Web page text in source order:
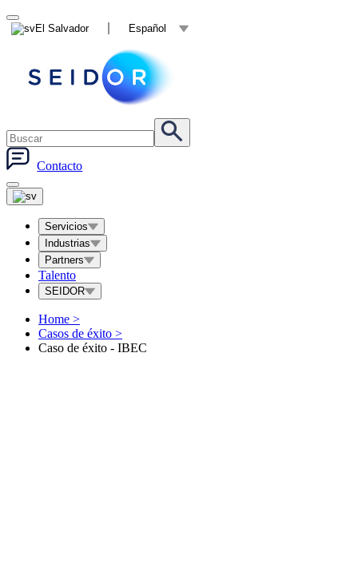
El Salvador Español
Contacto
Servicios
Industrias
Partners
Talento
SEIDOR
Home >
Casos de éxito >
Caso de éxito - IBEC